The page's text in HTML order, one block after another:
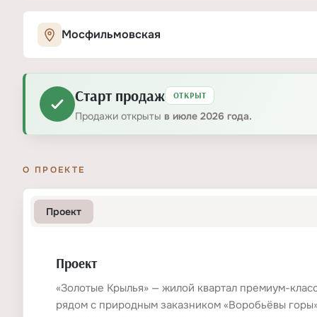
Характеристики ЖК «Золотые
ТипЖКСрок сдачи 2029
Класс проекта
Количество корпусов
Этажность 42
ПарковкаГостевая, Подземная
Количество машиномест708
Мосфильмовская
Старт продаж ОТКРЫТ
Продажи открыты в июле 2026 года.
О ПРОЕКТЕ
Проект
Проект
«Золотые Крылья» — жилой квартал премиум-
рядом с природным заказником «Воробьёвы